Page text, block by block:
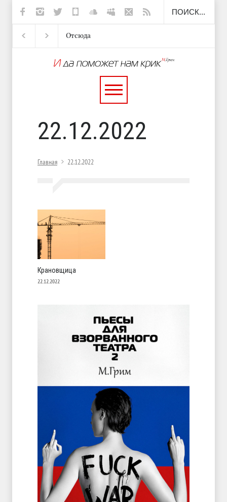
Отсюда
22.12.2022
Главная 22.12.2022
Крановщица
22.12.2022